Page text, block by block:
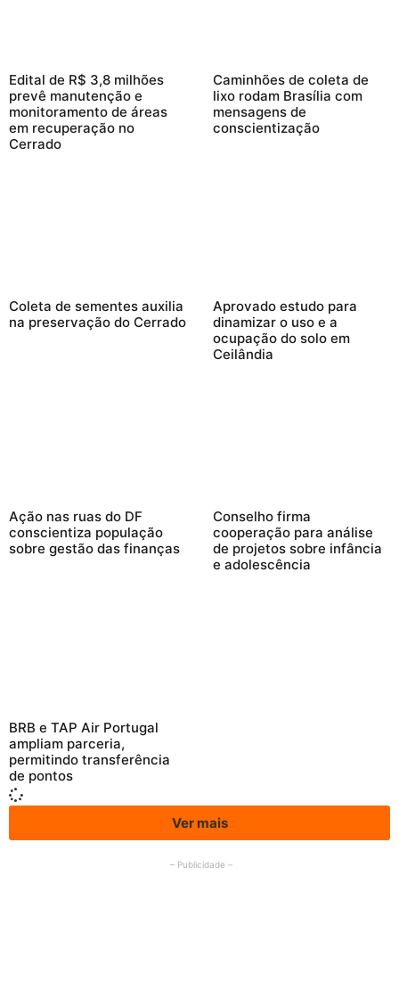
Edital de R$ 3,8 milhões
prevê manutenção e
monitoramento de áreas
em recuperação no
Cerrado
Caminhões de coleta de
lixo rodam Brasília com
mensagens de
conscientização
Coleta de sementes auxilia
na preservação do Cerrado
Aprovado estudo para
dinamizar o uso e a
ocupação do solo em
Ceilândia
Ação nas ruas do DF
conscientiza população
sobre gestão das finanças
Conselho firma
cooperação para análise
de projetos sobre infância
e adolescência
BRB e TAP Air Portugal
ampliam parceria,
permitindo transferência
de pontos
Ver mais
– Publicidade –